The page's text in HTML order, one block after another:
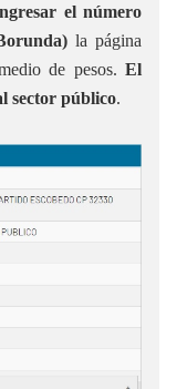
el número
la página
de pesos. El
sector público.